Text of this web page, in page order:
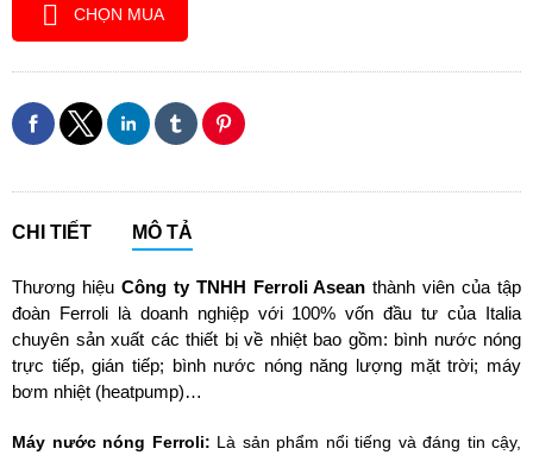
CHỌN MUA
CHI TIẾT MÔ TẢ
Thương hiệu Công ty TNHH Ferroli Asean thành viên của tập
đoàn Ferroli là doanh nghiệp với 100% vốn đầu tư của Italia
chuyên sản xuất các thiết bị về nhiệt bao gồm: bình nước nóng
trực tiếp, gián tiếp; bình nước nóng năng lượng mặt trời; máy
bơm nhiệt (heatpump)…
Máy nước nóng Ferroli: Là sản phẩm nổi tiếng và đáng tin cậy,